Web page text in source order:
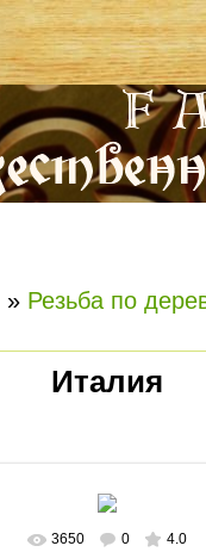
» Резьба по
Италия
В реальном размере
3650 0 4.0